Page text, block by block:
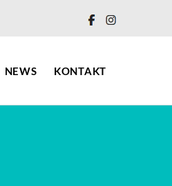
NEWS KONTAKT